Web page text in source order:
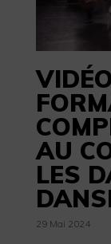
AU
LES
29 Mai 2024